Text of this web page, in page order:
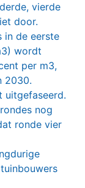
vierde
door.
in de eerste
wordt
per m3,
2030.
uitgefaseerd.
nog
ronde vier